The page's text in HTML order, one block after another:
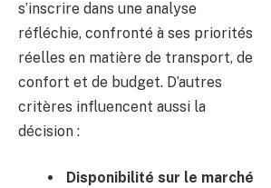
s’inscrire dans une analyse
réfléchie, confronté à ses priorités
réelles en matière de transport, de
confort et de budget. D’autres
critères influencent aussi la
décision :
Disponibilité sur le marché